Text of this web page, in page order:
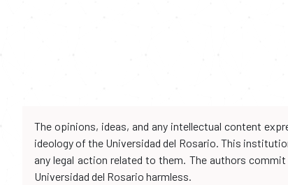
The opinions, ideas, and any intellectual content
ideology of the Universidad del Rosario. This
any legal action related to them. The authors
Universidad del Rosario harmless.